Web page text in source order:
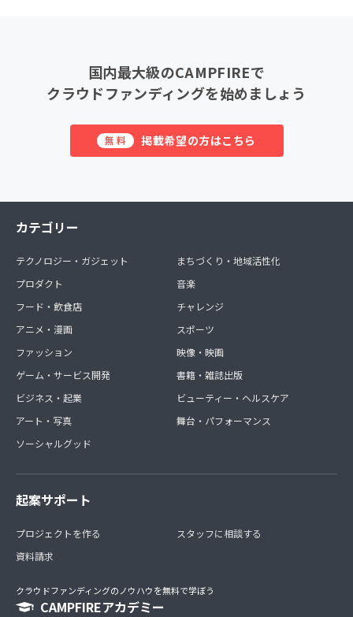
国内最大級のCAMPFIREで
クラウドファンディングを始めましょう
無料 掲載希望の方はこちら
カテゴリー
テクノロジー・ガジェット
プロダクト
フード・飲食店
アニメ・漫画
ファッション
ゲーム・サービス開発
ビジネス・起業
アート・写真
ソーシャルグッド
まちづくり・地域活性化
音楽
チャレンジ
スポーツ
映像・映画
書籍・雑誌出版
ビューティー・ヘルスケア
舞台・パフォーマンス
起案サポート
プロジェクトを作る
資料請求
スタッフに相談する
クラウドファンディングのノウハウを無料で学ぼう
CAMPFIREアカデミー